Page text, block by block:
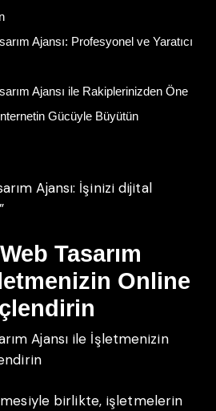
Ajansı: Profesyonel ve Yaratıcı
Ajansı ile Rakiplerinizden Öne
Gücüyle Büyütün
Ajansı: İşinizi dijital
Tasarım
Online
Ajansı ile İşletmenizin
birlikte, işletmelerin